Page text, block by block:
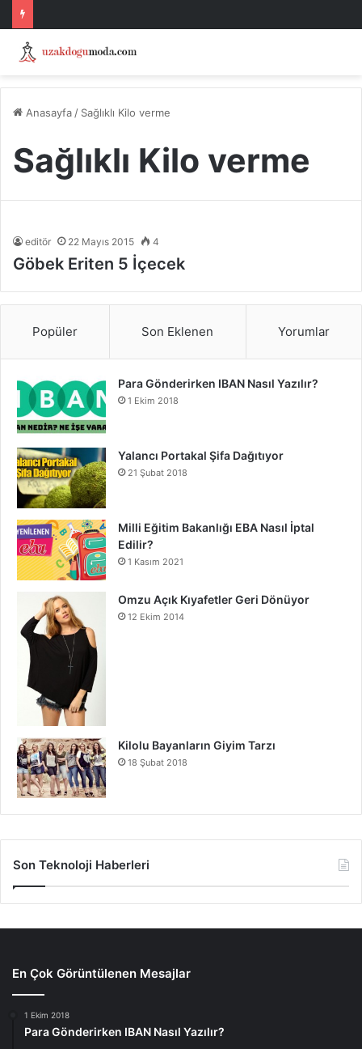
Anasayfa / Sağlıklı Kilo verme
Sağlıklı Kilo verme
editör 22 Mayıs 2015 4
Göbek Eriten 5 İçecek
Popüler Son Eklenen Yorumlar
Para Gönderirken IBAN Nasıl Yazılır?
1 Ekim 2018
Yalancı Portakal Şifa Dağıtıyor
21 Şubat 2018
Milli Eğitim Bakanlığı EBA Nasıl İptal
Edilir?
1 Kasım 2021
Omzu Açık Kıyafetler Geri Dönüyor
12 Ekim 2014
Kilolu Bayanların Giyim Tarzı
18 Şubat 2018
Son Teknoloji Haberleri
En Çok Görüntülenen Mesajlar
1 Ekim 2018
Para Gönderirken IBAN Nasıl Yazılır?